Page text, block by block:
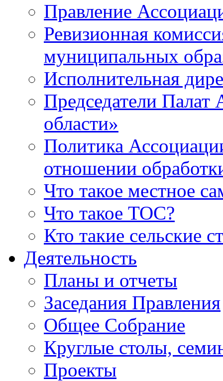
Правление
Ревизионная
муниципальных
Исполнительная
Председатели
области»
Политика
отношении
Что такое местное
Что такое ТОС?
Кто такие сельские
Деятельность
Планы и отчеты
Заседания Правления
Общее Собрание
Круглые столы,
Проекты